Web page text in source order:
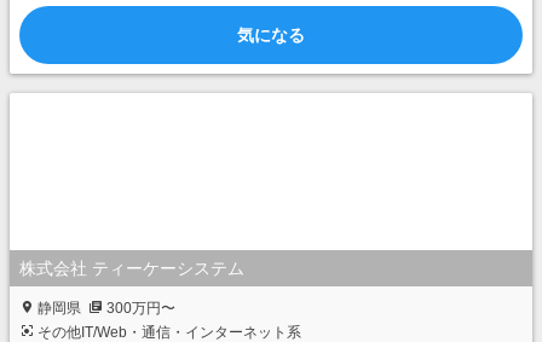
気になる
株式会社 ティーケーシステム
静岡県
300万円〜
その他IT/Web・通信・インターネット系